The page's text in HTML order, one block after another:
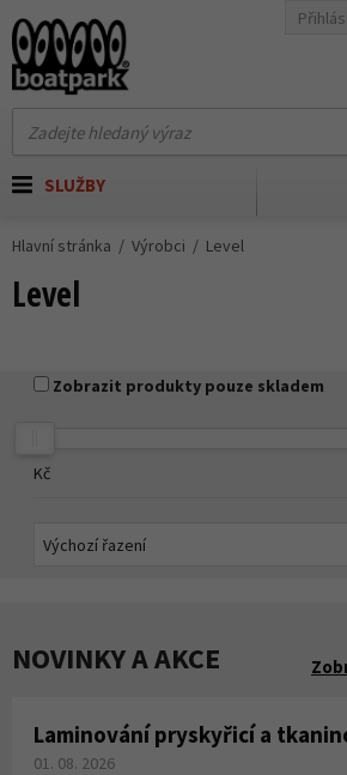
SLUŽBY
Hlavní stránka Výrobci Level
Level
Zobrazit produkty pouze skladem
Kč
NOVINKY A AKCE
Laminování pryskyřicí a
01. 08. 2026